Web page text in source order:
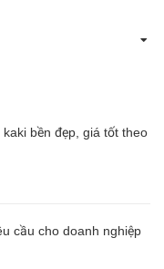
bền đẹp, giá tốt theo
cầu cho doanh nghiệp